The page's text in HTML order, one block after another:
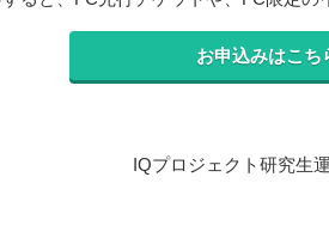
お申込みはこち
IQプロジェクト研究生